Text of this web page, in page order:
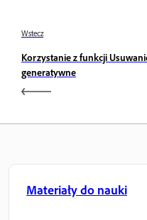
Wstecz
Korzystanie z funkcji
generatywne
Materiały do nauki